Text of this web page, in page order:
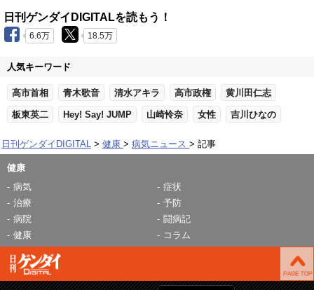
日刊ゲンダイDIGITALを読もう！
6.6万 18.5万
人気キーワード
高市首相 青木歌音 清水アキラ 高市政権 黄川田仁志
板東英二 Hey! Say! JUMP 山崎怜奈 女性 吉川ひなの
日刊ゲンダイDIGITAL 健康 病気ニュース 記事
健康
病気
症状
治療
予防
病院
闘病記
健康
コラム